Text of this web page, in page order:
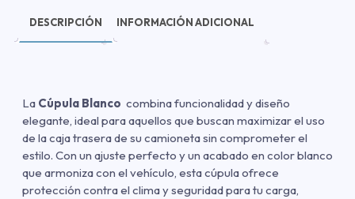
DESCRIPCIÓN INFORMACIÓN ADICIONAL
La Cúpula Blanco combina funcionalidad y diseño
elegante, ideal para aquellos que buscan maximizar el uso
de la caja trasera de su camioneta sin comprometer el
estilo. Con un ajuste perfecto y un acabado en color blanco
que armoniza con el vehículo, esta cúpula ofrece
protección contra el clima y seguridad para tu carga,